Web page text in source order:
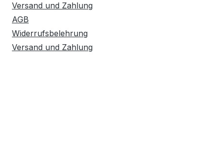
Versand und Zahlung
AGB
Widerrufsbelehrung
Versand und Zahlung